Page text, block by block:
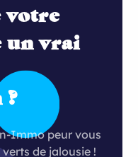
votre
un vrai
?
Immo peur vous
de jalousie !